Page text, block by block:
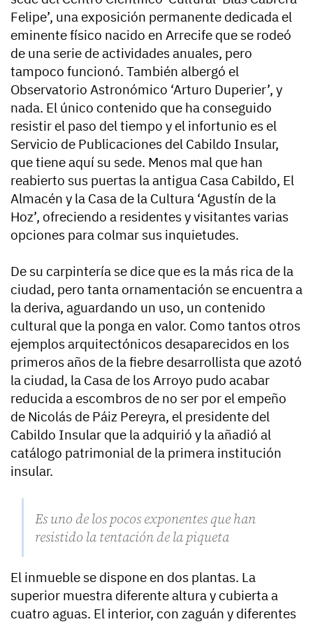
Felipe’, una exposición permanente dedicada el
eminente físico nacido en Arrecife que se rodeó
de una serie de actividades anuales, pero
tampoco funcionó. También albergó el
Observatorio Astronómico ‘Arturo Duperier’, y
nada. El único contenido que ha conseguido
resistir el paso del tiempo y el infortunio es el
Servicio de Publicaciones del Cabildo Insular,
que tiene aquí su sede. Menos mal que han
reabierto sus puertas la antigua Casa Cabildo, El
Almacén y la Casa de la Cultura ‘Agustín de la
Hoz’, ofreciendo a residentes y visitantes varias
opciones para colmar sus inquietudes.
De su carpintería se dice que es la más rica de la
ciudad, pero tanta ornamentación se encuentra a
la deriva, aguardando un uso, un contenido
cultural que la ponga en valor. Como tantos otros
ejemplos arquitectónicos desaparecidos en los
primeros años de la fiebre desarrollista que azotó
la ciudad, la Casa de los Arroyo pudo acabar
reducida a escombros de no ser por el empeño
de Nicolás de Páiz Pereyra, el presidente del
Cabildo Insular que la adquirió y la añadió al
catálogo patrimonial de la primera institución
insular.
Es uno de los pocos exponentes que han
resistido la tentación de la piqueta
El inmueble se dispone en dos plantas. La
superior muestra diferente altura y cubierta a
cuatro aguas. El interior, con zaguán y diferentes